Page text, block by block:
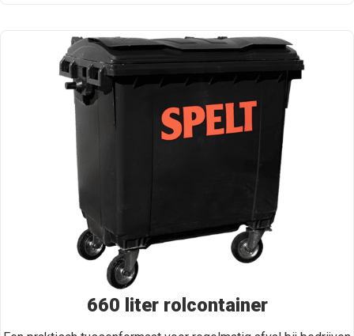
660 liter rolcontainer